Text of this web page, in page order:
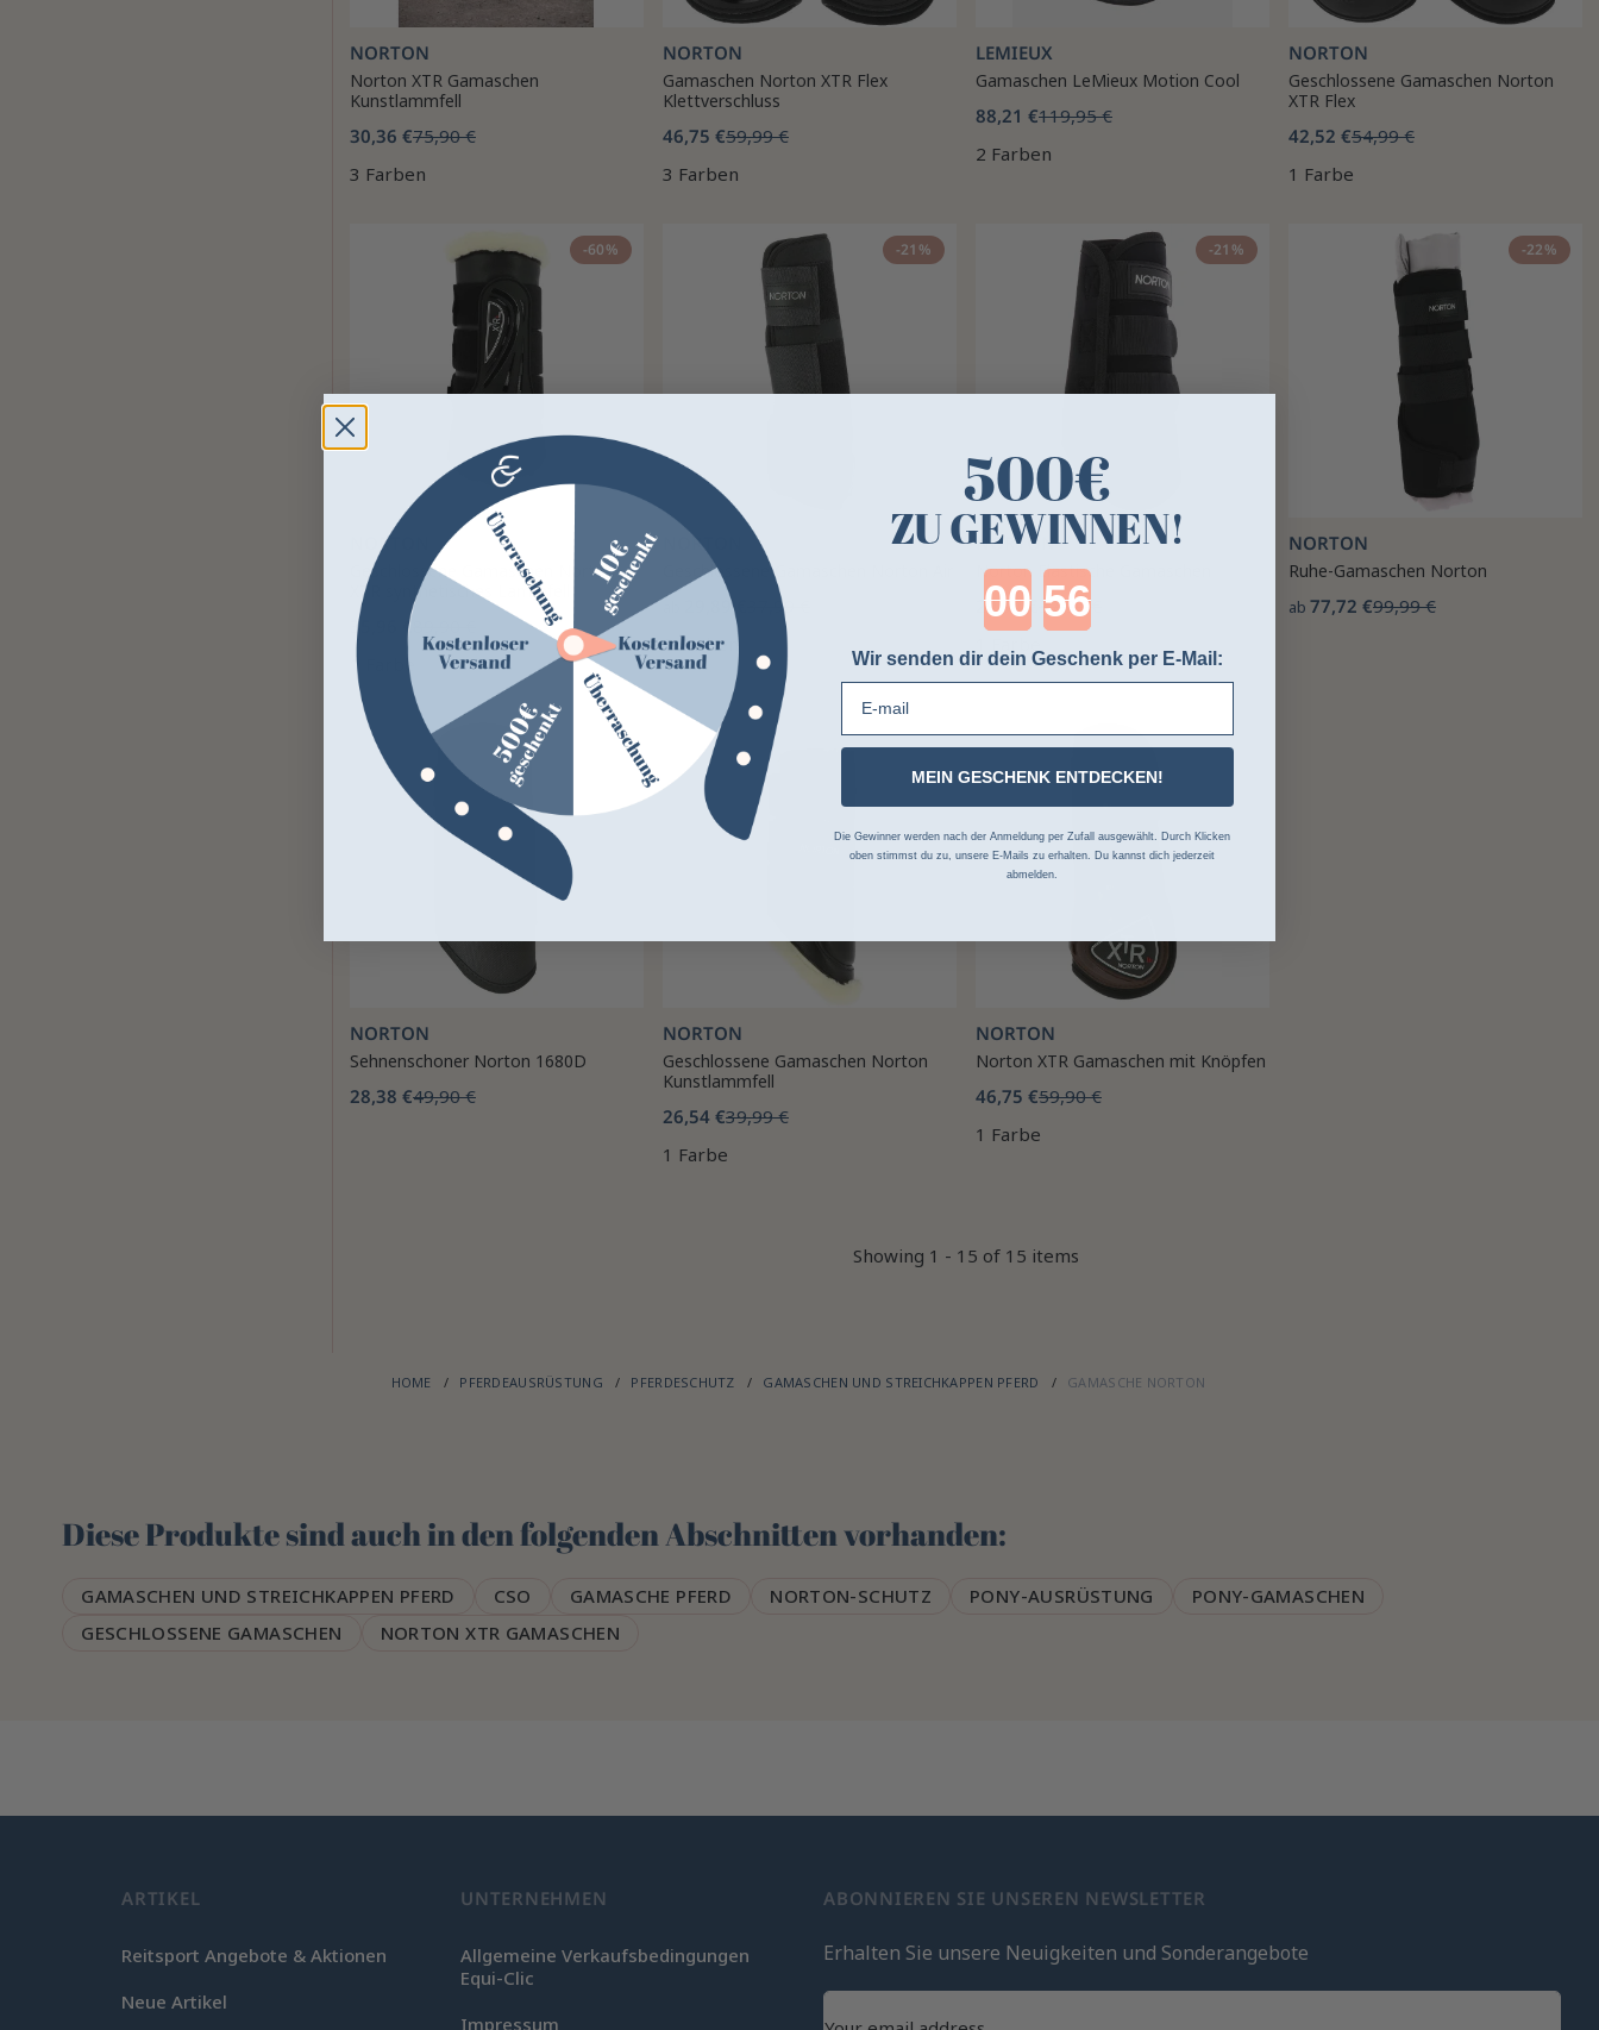
NORTON
Norton XTR Gamaschen
Kunstlammfell
30,36 €75,90 €
3 Farben
NORTON
Gamaschen Norton XTR Flex
Klettverschluss
46,75 €59,99 €
3 Farben
LEMIEUX
Gamaschen LeMieux Motion Cool
88,21 €119,95 €
2 Farben
NORTON
Geschlossene Gamaschen Norton
XTR Flex
42,52 €54,99 €
1 Farbe
-60%
NORTON
Geschlossene Gamaschen Norton
XTR synthetisches Lammfell
35,96 €
1 Farbe
-21%
NORTON
Geschlossene Gamaschen Norton Air
29,89 €
37,99 €
2 Farben
-21%
NORTON
Norton Elastische Gamaschen
29,94 € 37,99 €
-22%
NORTON
Ruhe-Gamaschen Norton
ab 77,72 €99,99 €
-43%
NORTON
Sehnenschoner Norton 1680D
28,38 €49,90 €
-34%
NORTON
Geschlossene Gamaschen Norton
Kunstlammfell
26,54 €39,99 €
1 Farbe
-22%
NORTON
Norton XTR Gamaschen mit Knöpfen
46,75 €59,90 €
1 Farbe
Showing 1 - 15 of 15 items
HOME PFERDEAUSRÜSTUNG PFERDESCHUTZ GAMASCHEN UND STREICHKAPPEN PFERD GAMASCHE NORTON
Diese Produkte sind auch in den folgenden Abschnitten vorhanden:
GAMASCHEN UND STREICHKAPPEN PFERD CSO GAMASCHE PFERD NORTON-SCHUTZ PONY-AUSRÜSTUNG
PONY-GAMASCHEN
GESCHLOSSENE GAMASCHEN
NORTON XTR GAMASCHEN
ARTIKEL
Reitsport Angebote & Aktionen
Neue Artikel
UNTERNEHMEN
Allgemeine Verkaufsbedingungen
Equi-Clic
Impressum
ABONNIEREN SIE UNSEREN NEWSLETTER
Erhalten Sie unsere Neuigkeiten und Sonderangebote
500€
ZU GEWINNEN!
Countdown ends in:
Wir senden dir dein Geschenk per E-Mail:
MEIN GESCHENK ENTDECKEN!
Die Gewinner werden nach der Anmeldung per Zufall ausgewählt. Durch Klicken
oben stimmst du zu, unsere E-Mails zu erhalten. Du kannst dich jederzeit
abmelden.